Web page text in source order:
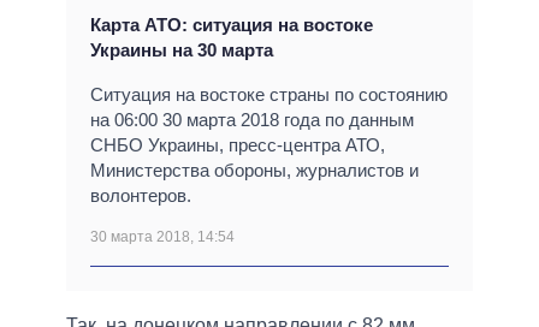
Карта АТО: ситуация на востоке
Украины на 30 марта
Ситуация на востоке страны по состоянию
на 06:00 30 марта 2018 года по данным
СНБО Украины, пресс-центра АТО,
Министерства обороны, журналистов и
волонтеров.
30 марта 2018, 14:54